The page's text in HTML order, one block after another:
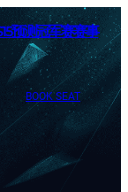
预测冠军赛赛事
BOOK SEAT